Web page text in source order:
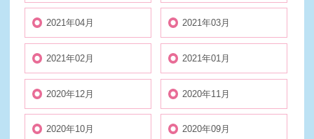
2021年04月 2021年03月
2021年02月 2021年01月
2020年12月 2020年11月
2020年10月 2020年09月